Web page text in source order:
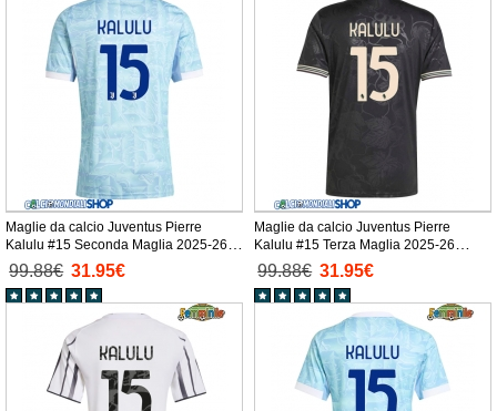
Maglie da calcio Juventus Pierre
Kalulu #15 Seconda Maglia 2025-26
Manica Corta
99.88€ 31.95€
Maglie da calcio Juventus Pierre
Kalulu #15 Terza Maglia 2025-26
Manica Corta
99.88€ 31.95€